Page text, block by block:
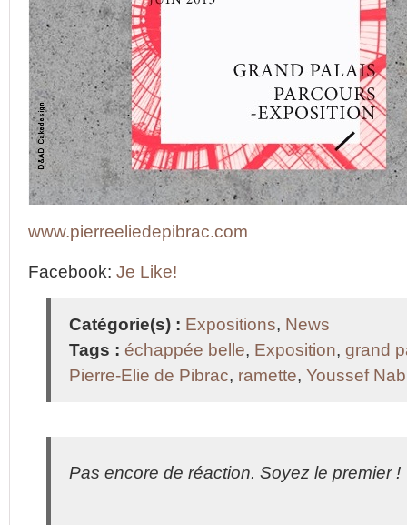
www.pierreeliedepibrac.com
Facebook: Je Like!
Catégorie(s) : Expositions, News
Tags : échappée belle, Exposition, grand
Pierre-Elie de Pibrac, ramette, Youssef
Pas encore de réaction. Soyez le premier !